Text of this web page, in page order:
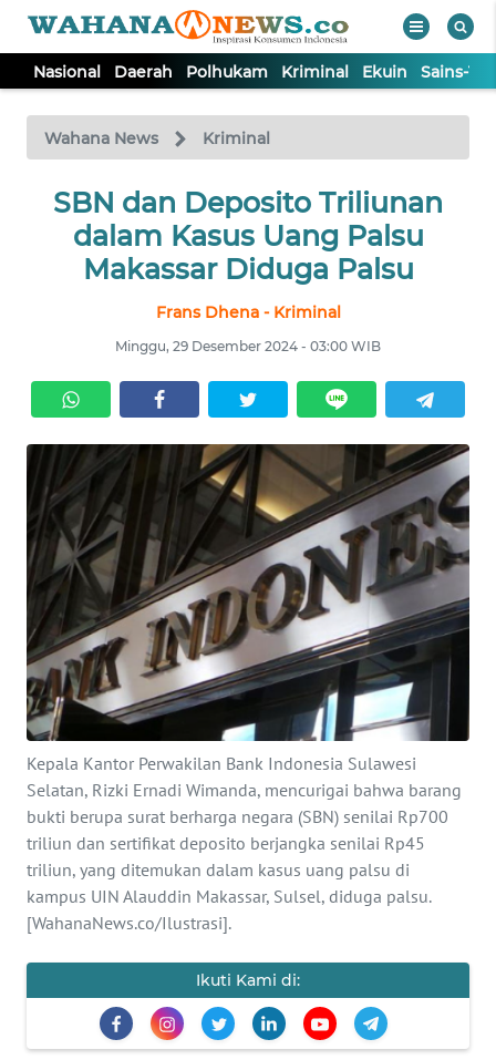
Nasional Daerah Polhukam Kriminal Ekuin Sains-
Wahana News Kriminal
SBN dan Deposito Triliunan
dalam Kasus Uang Palsu
Makassar Diduga Palsu
Frans Dhena - Kriminal
Minggu, 29 Desember 2024 - 03:00 WIB
Kepala Kantor Perwakilan Bank Indonesia Sulawesi
Selatan, Rizki Ernadi Wimanda, mencurigai bahwa barang
bukti berupa surat berharga negara (SBN) senilai Rp700
triliun dan sertifikat deposito berjangka senilai Rp45
triliun, yang ditemukan dalam kasus uang palsu di
kampus UIN Alauddin Makassar, Sulsel, diduga palsu.
[WahanaNews.co/Ilustrasi].
Ikuti Kami di:
TV
Tutup
NASIONAL
DAERAH
KRIMINAL
EKUIN
SAINS-TEKNO
KESEHATAN
INTERNASIONAL
SERBA-SERBI
PENDIDIKAN
OLAHRAGA
OPINI
Informasi
INDEKS